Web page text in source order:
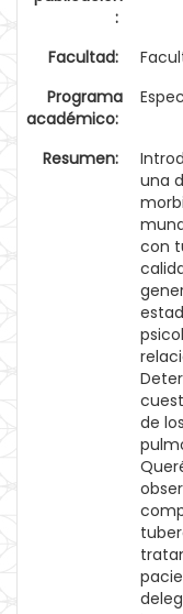
:
Facultad:
Programa
académico:
Resumen:
una
con
de